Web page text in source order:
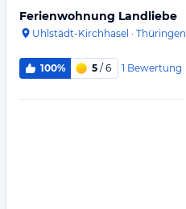
Ferienwohnung Landliebe
Uhlstädt-Kirchhasel · Thüringen
100% 5 / 6 1 Bewertung